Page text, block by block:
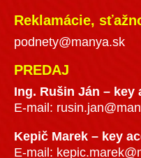
Reklamácie,
podnety@manya.sk
PREDAJ
Ing. Rušin Ján – key
E-mail:
Kepič Marek – key
E-mail: